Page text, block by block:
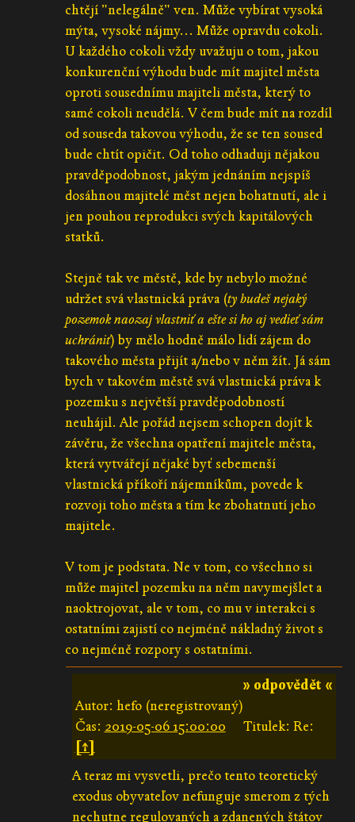
chtějí "nelegálně" ven. Může vybírat vysoká
mýta, vysoké nájmy... Může opravdu cokoli.
U každého cokoli vždy uvažuju o tom, jakou
konkurenční výhodu bude mít majitel města
oproti sousednímu majiteli města, který to
samé cokoli neudělá. V čem bude mít na rozdíl
od souseda takovou výhodu, že se ten soused
bude chtít opičit. Od toho odhaduji nějakou
pravděpodobnost, jakým jednáním nejspíš
dosáhnou majitelé měst nejen bohatnutí, ale i
jen pouhou reprodukci svých kapitálových
statků.
Stejně tak ve městě, kde by nebylo možné
udržet svá vlastnická práva (ty budeš nejaký
pozemok naozaj vlastniť a ešte si ho aj vedieť sám
uchrániť) by mělo hodně málo lidí zájem do
takového města přijít a/nebo v něm žít. Já sám
bych v takovém městě svá vlastnická práva k
pozemku s největší pravděpodobností
neuhájil. Ale pořád nejsem schopen dojít k
závěru, že všechna opatření majitele města,
která vytvářejí nějaké byť sebemenší
vlastnická příkoří nájemníkům, povede k
rozvoji toho města a tím ke zbohatnutí jeho
majitele.
V tom je podstata. Ne v tom, co všechno si
může majitel pozemku na něm navymejšlet a
naoktrojovat, ale v tom, co mu v interakci s
ostatními zajistí co nejméně nákladný život s
co nejméně rozpory s ostatními.
» odpovědět «
Autor: hefo (neregistrovaný)
Čas: 2019-05-06 15:00:00
Titulek: Re:
[↑]
A teraz mi vysvetli, prečo tento teoretický
exodus obyvateľov nefunguje smerom z tých
nechutne regulovaných a zdanených štátov